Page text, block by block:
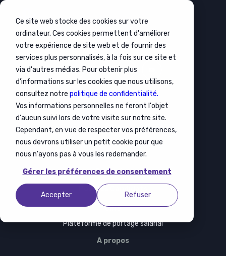
Ce site web stocke des cookies sur votre
ordinateur. Ces cookies permettent d'améliorer
votre expérience de site web et de fournir des
services plus personnalisés, à la fois sur ce site et
via d'autres médias. Pour obtenir plus
d'informations sur les cookies que nous utilisons,
consultez notre politique de confidentialité.
Vos informations personnelles ne feront l'objet
d'aucun suivi lors de votre visite sur notre site.
Cependant, en vue de respecter vos préférences,
nous devrons utiliser un petit cookie pour que
nous n'ayons pas à vous les redemander.
Gérer les préférences de consentement
Accepter Refuser
Pour les entreprises
Offre
Recrutement
Mobilité
Formation
Pour les Candidats
Offre
Plateforme de portage salarial
A propos